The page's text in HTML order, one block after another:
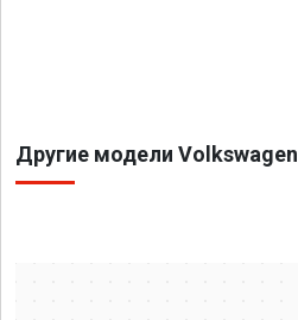
Другие модели Volkswagen